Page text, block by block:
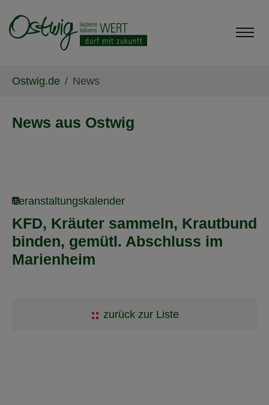
Ostwig.de News
News aus Ostwig
Veranstaltungskalender
KFD, Kräuter sammeln, Krautbund
binden, gemütl. Abschluss im
Marienheim
zurück zur Liste